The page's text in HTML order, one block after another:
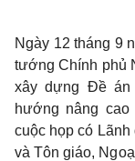
Ngày 12 tháng 9
tướng Chính phủ
xây dựng Đề án
hướng nâng
cuộc họp có
và Tôn giáo,